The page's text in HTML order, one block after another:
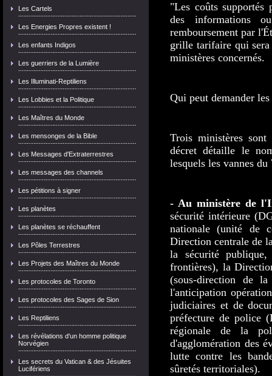
Les Cartels
Les Energies Propres existent !
Les enfants Indigos
Les guerriers de la Lumière
Les Illuminati-Reptiliens
Les Lobbies et la Politique
Les Maîtres du Monde
Les mensonges de la Bible
Les Messages d'Extraterrestres
Les messages des channels
Les pétitions à signer
Les planètes
Les planètes se réchauffent
Les Pôles Terrestres
Les Projets des Maîtres du Monde
Les protocoles de Toronto
Les protocoles des Sages de Sion
Les Reptiliens
Les révélations d'un homme politique
Norvégien
Les secrets du Vatican & des Jésuites
Lucifériens
"Les coûts supportés
des informations
remboursement par
grille tarifaire qui
ministères concernés.
Qui peut demander
Trois ministères sont
décret détaille le
lesquels les vannes
- Au ministère de
sécurité intérieure
nationale (unité de
Direction centrale de
la sécurité
frontières), la
(sous-direction de
l'anticipation
judiciaires et de
préfecture de police
régionale de la
d'agglomération des
lutte contre les
sûretés territoriales).